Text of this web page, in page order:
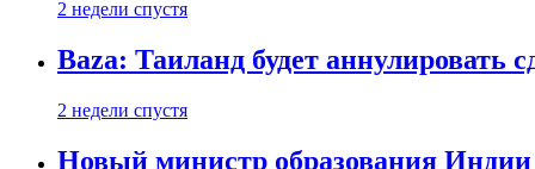
2 недели спустя
Baza: Таиланд будет аннулировать
2 недели спустя
Новый министр образования Индии